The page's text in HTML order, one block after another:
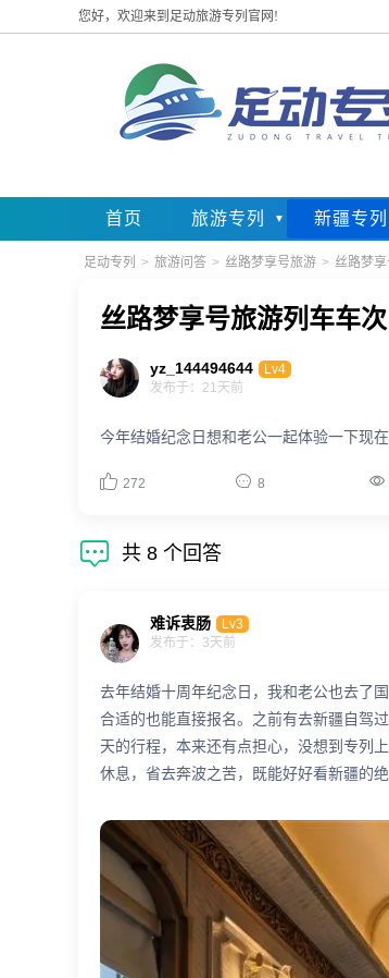
您好，欢迎来到足动旅游专列官网!
首页 旅游专列 新疆专列
足动专列 > 旅游问答 > 丝路梦享号旅游 > 丝路梦
丝路梦享号旅游列车车次
yz_144494644
Lv4
发布于：21天前
今年结婚纪念日想和老公一起体验一下现
 272  8 
 共 8 个回答
难诉衷肠
Lv3
发布于：3天前
去年结婚十周年纪念日，我和老公也去了
合适的也能直接报名。之前有去新疆自驾
天的行程，本来还有点担心，没想到专列
休息，省去奔波之苦，既能好好看新疆的